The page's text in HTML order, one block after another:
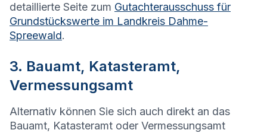
detaillierte Seite zum Gutachterausschuss für
Grundstückswerte im Landkreis Dahme-
Spreewald.
3. Bauamt, Katasteramt,
Vermessungsamt
Alternativ können Sie sich auch direkt an das
Bauamt, Katasteramt oder Vermessungsamt